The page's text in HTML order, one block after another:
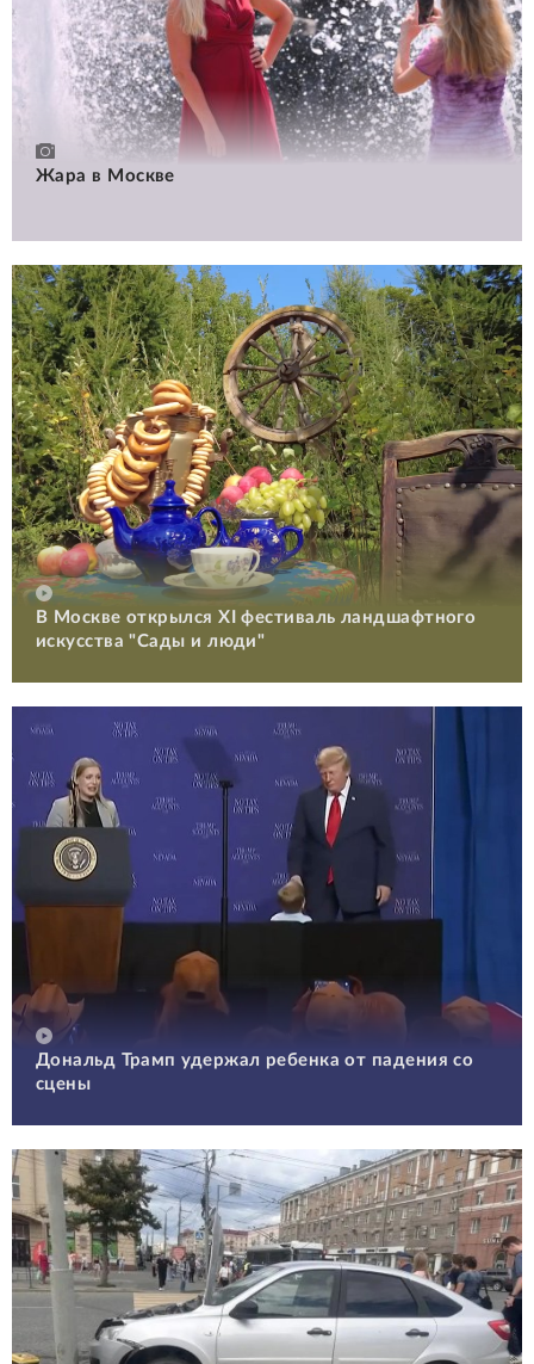
Жара в Москве
В Москве открылся XI фестиваль ландшафтного
искусства "Сады и люди"
Дональд Трамп удержал ребенка от падения со
сцены